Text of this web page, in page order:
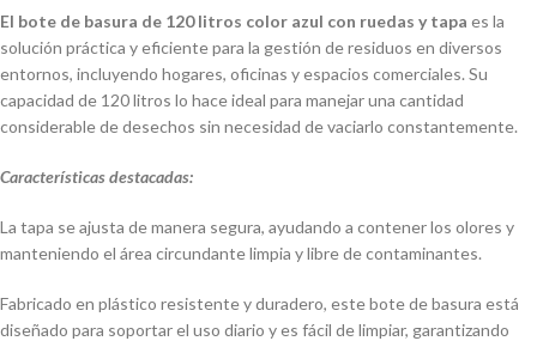
El bote de basura de 120 litros color azul con ruedas y tapa es la
solución práctica y eficiente para la gestión de residuos en diversos
entornos, incluyendo hogares, oficinas y espacios comerciales. Su
capacidad de 120 litros lo hace ideal para manejar una cantidad
considerable de desechos sin necesidad de vaciarlo constantemente.
Características destacadas:
La tapa se ajusta de manera segura, ayudando a contener los olores y
manteniendo el área circundante limpia y libre de contaminantes.
Fabricado en plástico resistente y duradero, este bote de basura está
diseñado para soportar el uso diario y es fácil de limpiar, garantizando